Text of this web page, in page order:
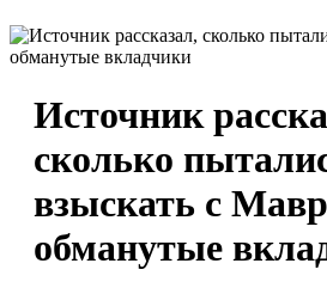
Источник
сколько
взыскать с
обманутые